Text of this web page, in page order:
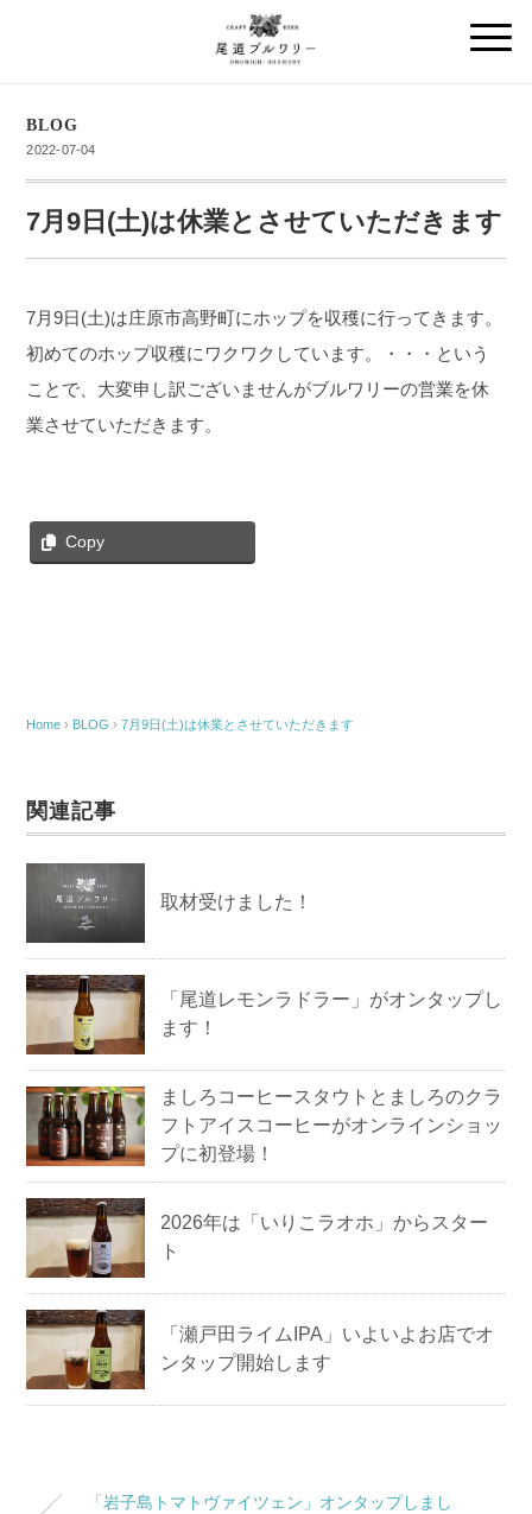
BLOG
2022-07-04
7月9日(土)は休業とさせていただきます
7月9日(土)は庄原市高野町にホップを収穫に行ってきます。
初めてのホップ収穫にワクワクしています。・・・という
ことで、大変申し訳ございませんがブルワリーの営業を休
業させていただきます。
Copy
Home › BLOG ›7月9日(土)は休業とさせていただきます
関連記事
取材受けました！
「尾道レモンラドラー」がオンタップし
ます！
ましろコーヒースタウトとましろのクラ
フトアイスコーヒーがオンラインショッ
プに初登場！
2026年は「いりこラオホ」からスター
ト
「瀬戸田ライムIPA」いよいよお店でオ
ンタップ開始します
「岩子島トマトヴァイツェン」オンタップしまし